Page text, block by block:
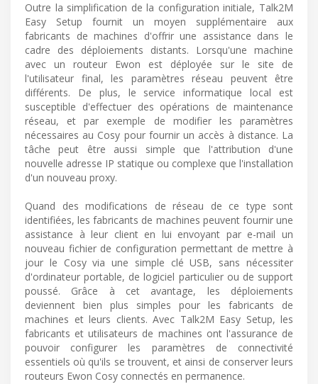
Outre la simplification de la configuration initiale, Talk2M
Easy Setup fournit un moyen supplémentaire aux
fabricants de machines d'offrir une assistance dans le
cadre des déploiements distants. Lorsqu'une machine
avec un routeur Ewon est déployée sur le site de
l'utilisateur final, les paramètres réseau peuvent être
différents. De plus, le service informatique local est
susceptible d'effectuer des opérations de maintenance
réseau, et par exemple de modifier les paramètres
nécessaires au Cosy pour fournir un accès à distance. La
tâche peut être aussi simple que l'attribution d'une
nouvelle adresse IP statique ou complexe que l'installation
d'un nouveau proxy.
Quand des modifications de réseau de ce type sont
identifiées, les fabricants de machines peuvent fournir une
assistance à leur client en lui envoyant par e-mail un
nouveau fichier de configuration permettant de mettre à
jour le Cosy via une simple clé USB, sans nécessiter
d'ordinateur portable, de logiciel particulier ou de support
poussé. Grâce à cet avantage, les déploiements
deviennent bien plus simples pour les fabricants de
machines et leurs clients. Avec Talk2M Easy Setup, les
fabricants et utilisateurs de machines ont l'assurance de
pouvoir configurer les paramètres de connectivité
essentiels où qu'ils se trouvent, et ainsi de conserver leurs
routeurs Ewon Cosy connectés en permanence.